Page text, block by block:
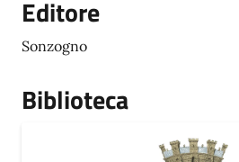
Editore
Sonzogno
Biblioteca